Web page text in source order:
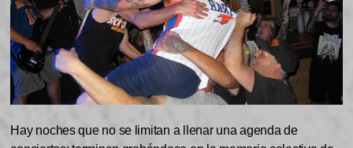
Hay noches que no se limitan a llenar una agenda de